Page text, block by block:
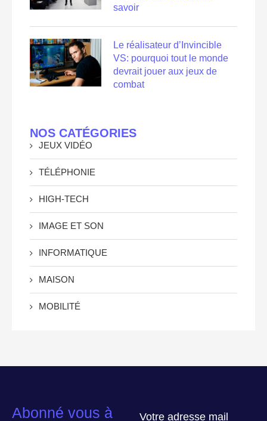
savoir
Le réalisateur d’Invincible
VS: pourquoi tout le monde
devrait jouer aux jeux de
combat
NOS CATÉGORIES
JEUX VIDÉO
TÉLÉPHONIE
HIGH-TECH
IMAGE ET SON
INFORMATIQUE
MAISON
MOBILITÉ
Abonné vous à
Votre adresse mail